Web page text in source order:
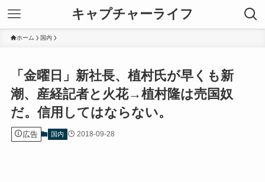
キャプチャーライフ
ホーム 国内
「金曜日」新社長、植村氏が早くも新
潮、産経記者と火花→植村隆は売国奴
だ。信用してはならない。
広告 国内 2018-09-28